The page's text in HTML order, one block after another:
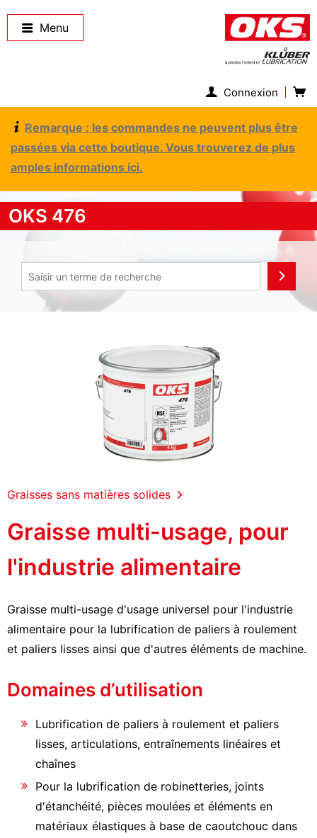
Menu
Connexion
Remarque : les commandes ne peuvent plus être
passées via cette boutique. Vous trouverez de plus
amples informations ici.
OKS 476
Graisses sans matières solides
Graisse multi-usage, pour
l'industrie alimentaire
Graisse multi-usage d'usage universel pour l'industrie
alimentaire pour la lubrification de paliers à roulement
et paliers lisses ainsi que d'autres éléments de machine.
Domaines d’utilisation
Lubrification de paliers à roulement et paliers
lisses, articulations, entraînements linéaires et
chaînes
Pour la lubrification de robinetteries, joints
d'étanchéité, pièces moulées et éléments en
matériaux élastiques à base de caoutchouc dans